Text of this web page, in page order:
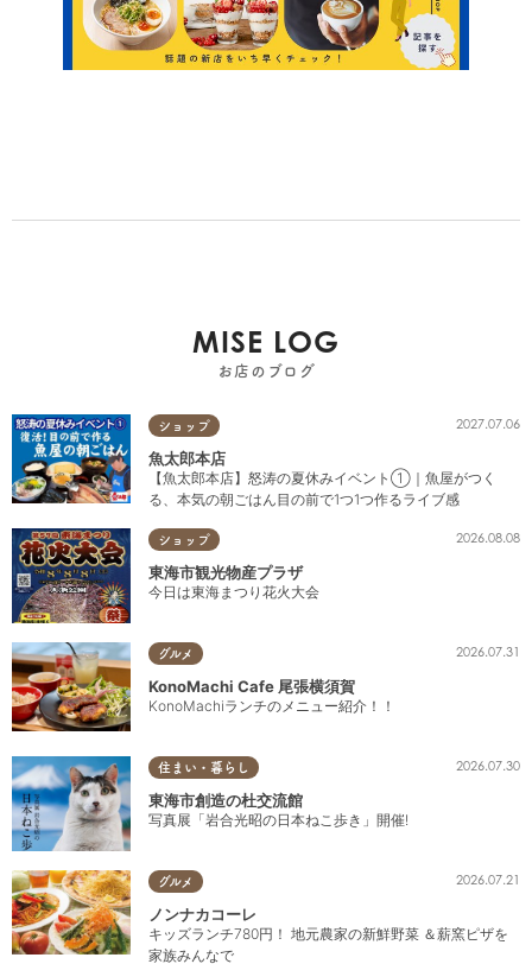
MISE LOG
お店のブログ
ショップ 2027.07.06
魚太郎本店
【魚太郎本店】怒涛の夏休みイベント①｜魚屋がつく
る、本気の朝ごはん目の前で1つ1つ作るライブ感
ショップ 2026.08.08
東海市観光物産プラザ
今日は東海まつり花火大会
グルメ 2026.07.31
KonoMachi Cafe 尾張横須賀
KonoMachiランチのメニュー紹介！！
住まい・暮らし 2026.07.30
東海市創造の杜交流館
写真展「岩合光昭の日本ねこ歩き」開催!
グルメ 2026.07.21
ノンナカコーレ
キッズランチ780円！ 地元農家の新鮮野菜 ＆薪窯ピザを
家族みんなで